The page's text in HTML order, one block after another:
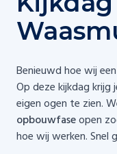
Benieuwd hoe wij
Op deze kijkdag krijg
eigen ogen te zien.
opbouwfaseopen
hoe wij werken. Snel